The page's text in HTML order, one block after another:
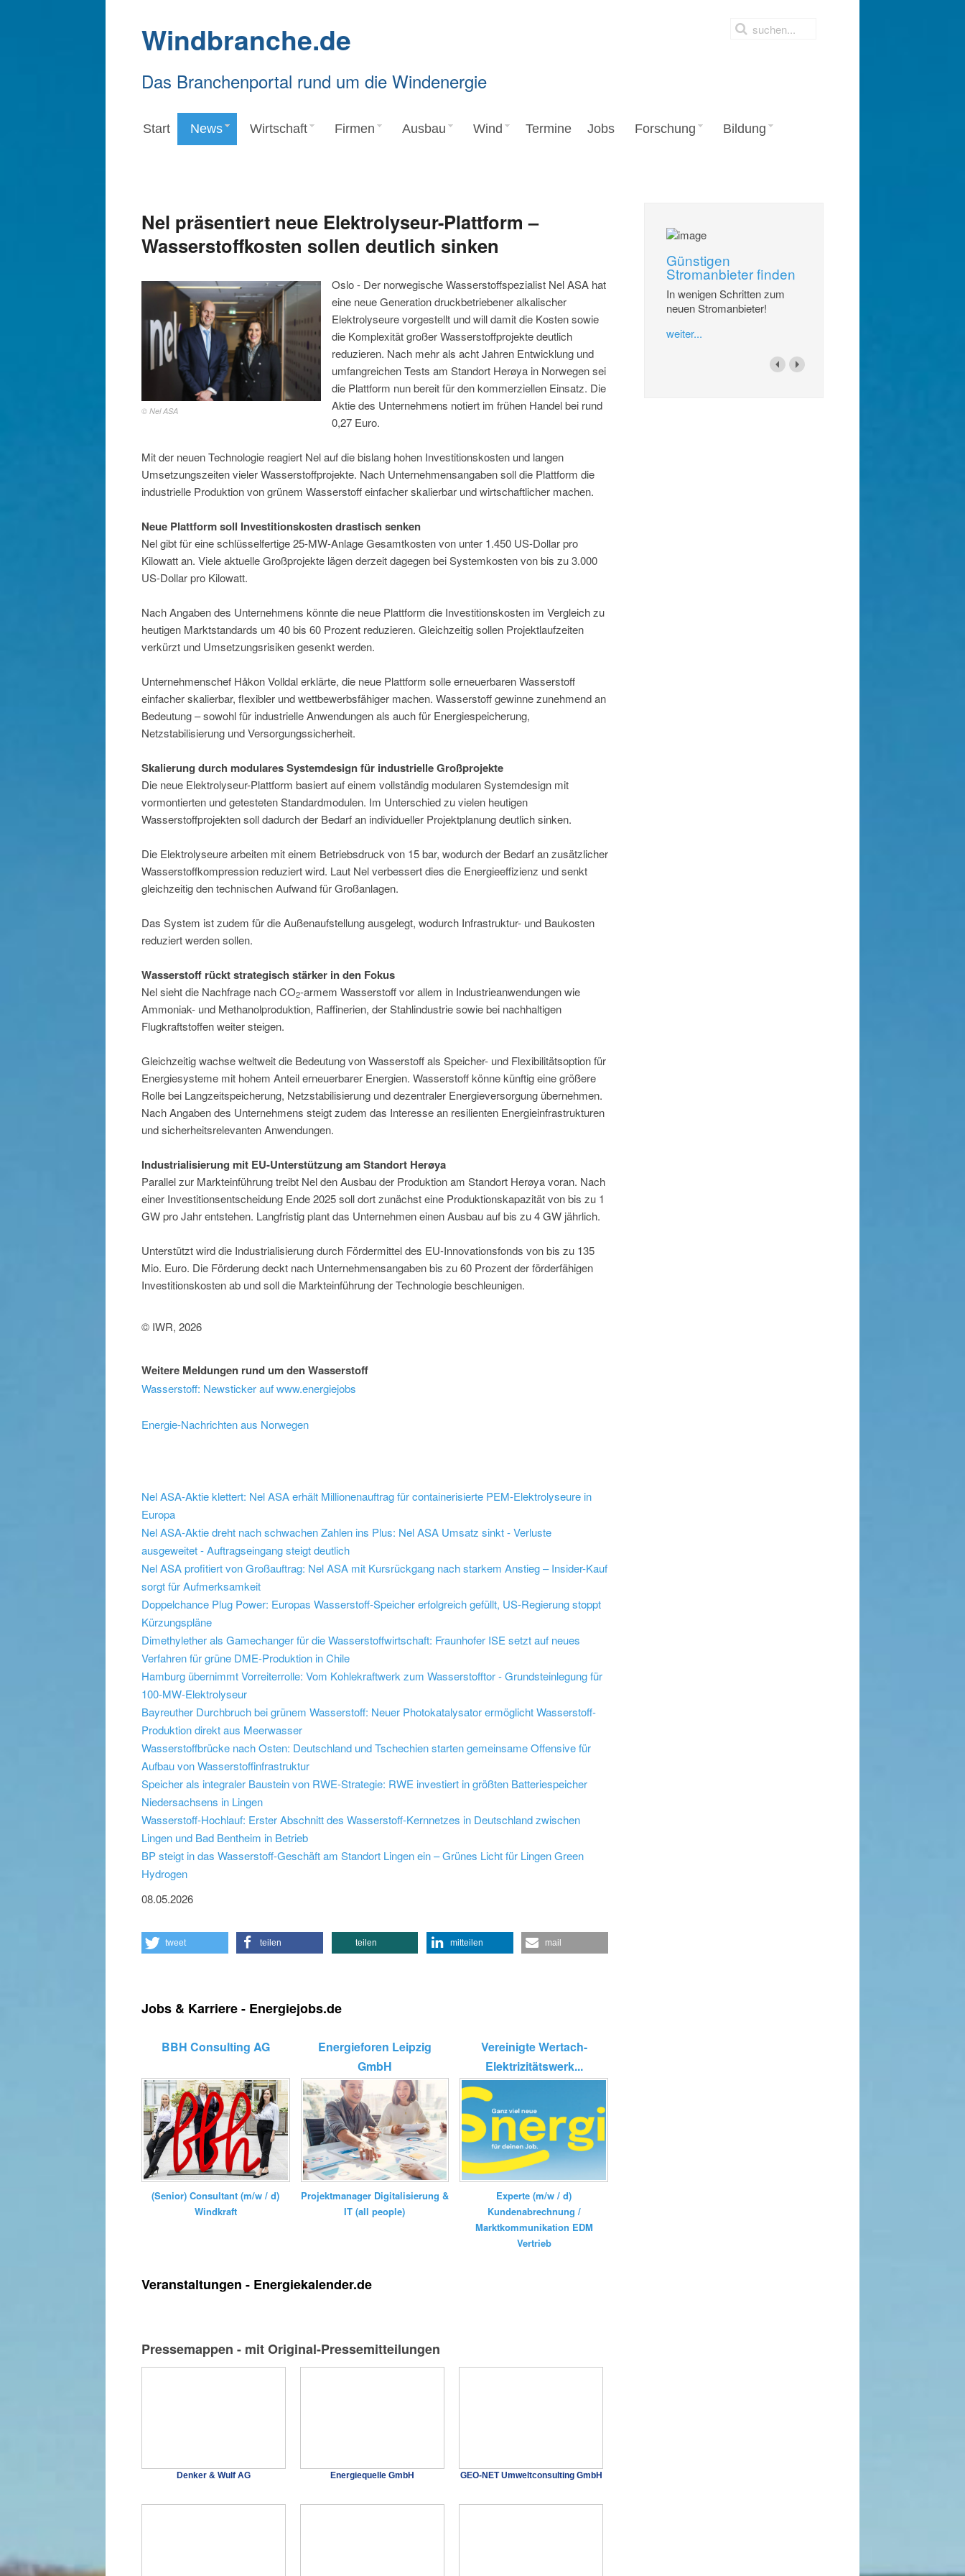
Windbranche.de
Das Branchenportal rund um die Windenergie
Start News Wirtschaft Firmen Ausbau Wind Termine Jobs Forschung Bildung
Nel präsentiert neue Elektrolyseur-Plattform –
Wasserstoffkosten sollen deutlich sinken
© Nel ASA
Oslo - Der norwegische Wasserstoffspezialist Nel ASA hat
eine neue Generation druckbetriebener alkalischer
Elektrolyseure vorgestellt und will damit die Kosten sowie
die Komplexität großer Wasserstoffprojekte deutlich
reduzieren. Nach mehr als acht Jahren Entwicklung und
umfangreichen Tests am Standort Herøya in Norwegen sei
die Plattform nun bereit für den kommerziellen Einsatz. Die
Aktie des Unternehmens notiert im frühen Handel bei rund
0,27 Euro.
Mit der neuen Technologie reagiert Nel auf die bislang hohen Investitionskosten und langen
Umsetzungszeiten vieler Wasserstoffprojekte. Nach Unternehmensangaben soll die Plattform die
industrielle Produktion von grünem Wasserstoff einfacher skalierbar und wirtschaftlicher machen.
Neue Plattform soll Investitionskosten drastisch senken
Nel gibt für eine schlüsselfertige 25-MW-Anlage Gesamtkosten von unter 1.450 US-Dollar pro
Kilowatt an. Viele aktuelle Großprojekte lägen derzeit dagegen bei Systemkosten von bis zu 3.000
US-Dollar pro Kilowatt.
Nach Angaben des Unternehmens könnte die neue Plattform die Investitionskosten im Vergleich zu
heutigen Marktstandards um 40 bis 60 Prozent reduzieren. Gleichzeitig sollen Projektlaufzeiten
verkürzt und Umsetzungsrisiken gesenkt werden.
Unternehmenschef Håkon Volldal erklärte, die neue Plattform solle erneuerbaren Wasserstoff
einfacher skalierbar, flexibler und wettbewerbsfähiger machen. Wasserstoff gewinne zunehmend an
Bedeutung – sowohl für industrielle Anwendungen als auch für Energiespeicherung,
Netzstabilisierung und Versorgungssicherheit.
Skalierung durch modulares Systemdesign für industrielle Großprojekte
Die neue Elektrolyseur-Plattform basiert auf einem vollständig modularen Systemdesign mit
vormontierten und getesteten Standardmodulen. Im Unterschied zu vielen heutigen
Wasserstoffprojekten soll dadurch der Bedarf an individueller Projektplanung deutlich sinken.
Die Elektrolyseure arbeiten mit einem Betriebsdruck von 15 bar, wodurch der Bedarf an zusätzlicher
Wasserstoffkompression reduziert wird. Laut Nel verbessert dies die Energieeffizienz und senkt
gleichzeitig den technischen Aufwand für Großanlagen.
Das System ist zudem für die Außenaufstellung ausgelegt, wodurch Infrastruktur- und Baukosten
reduziert werden sollen.
Wasserstoff rückt strategisch stärker in den Fokus
Nel sieht die Nachfrage nach CO2-armem Wasserstoff vor allem in Industrieanwendungen wie
Ammoniak- und Methanolproduktion, Raffinerien, der Stahlindustrie sowie bei nachhaltigen
Flugkraftstoffen weiter steigen.
Gleichzeitig wachse weltweit die Bedeutung von Wasserstoff als Speicher- und Flexibilitätsoption für
Energiesysteme mit hohem Anteil erneuerbarer Energien. Wasserstoff könne künftig eine größere
Rolle bei Langzeitspeicherung, Netzstabilisierung und dezentraler Energieversorgung übernehmen.
Nach Angaben des Unternehmens steigt zudem das Interesse an resilienten Energieinfrastrukturen
und sicherheitsrelevanten Anwendungen.
Industrialisierung mit EU-Unterstützung am Standort Herøya
Parallel zur Markteinführung treibt Nel den Ausbau der Produktion am Standort Herøya voran. Nach
einer Investitionsentscheidung Ende 2025 soll dort zunächst eine Produktionskapazität von bis zu 1
GW pro Jahr entstehen. Langfristig plant das Unternehmen einen Ausbau auf bis zu 4 GW jährlich.
Unterstützt wird die Industrialisierung durch Fördermittel des EU-Innovationsfonds von bis zu 135
Mio. Euro. Die Förderung deckt nach Unternehmensangaben bis zu 60 Prozent der förderfähigen
Investitionskosten ab und soll die Markteinführung der Technologie beschleunigen.
© IWR, 2026
Weitere Meldungen rund um den Wasserstoff
Wasserstoff: Newsticker auf www.energiejobs
Energie-Nachrichten aus Norwegen
Nel ASA-Aktie klettert: Nel ASA erhält Millionenauftrag für containerisierte PEM-Elektrolyseure in
Europa
Nel ASA-Aktie dreht nach schwachen Zahlen ins Plus: Nel ASA Umsatz sinkt - Verluste
ausgeweitet - Auftragseingang steigt deutlich
Nel ASA profitiert von Großauftrag: Nel ASA mit Kursrückgang nach starkem Anstieg – Insider-Kauf
sorgt für Aufmerksamkeit
Doppelchance Plug Power: Europas Wasserstoff-Speicher erfolgreich gefüllt, US-Regierung stoppt
Kürzungspläne
Dimethylether als Gamechanger für die Wasserstoffwirtschaft: Fraunhofer ISE setzt auf neues
Verfahren für grüne DME-Produktion in Chile
Hamburg übernimmt Vorreiterrolle: Vom Kohlekraftwerk zum Wasserstofftor - Grundsteinlegung für
100-MW-Elektrolyseur
Bayreuther Durchbruch bei grünem Wasserstoff: Neuer Photokatalysator ermöglicht Wasserstoff-
Produktion direkt aus Meerwasser
Wasserstoffbrücke nach Osten: Deutschland und Tschechien starten gemeinsame Offensive für
Aufbau von Wasserstoffinfrastruktur
Speicher als integraler Baustein von RWE-Strategie: RWE investiert in größten Batteriespeicher
Niedersachsens in Lingen
Wasserstoff-Hochlauf: Erster Abschnitt des Wasserstoff-Kernnetzes in Deutschland zwischen
Lingen und Bad Bentheim in Betrieb
BP steigt in das Wasserstoff-Geschäft am Standort Lingen ein – Grünes Licht für Lingen Green
Hydrogen
08.05.2026
tweet teilen teilen mitteilen mail
Jobs & Karriere - Energiejobs.de
BBH Consulting AG
(Senior) Consultant (m/w / d)
Windkraft
Energieforen Leipzig
GmbH
Projektmanager Digitalisierung &
IT (all people)
Vereinigte Wertach-
Elektrizitätswerk...
Experte (m/w / d)
Kundenabrechnung /
Marktkommunikation EDM
Vertrieb
Veranstaltungen - Energiekalender.de
Pressemappen - mit Original-Pressemitteilungen
Denker & Wulf AG Energiequelle GmbH GEO-NET Umweltconsulting GmbH
Günstigen
Stromanbieter finden
In wenigen Schritten zum
neuen Stromanbieter!
weiter...